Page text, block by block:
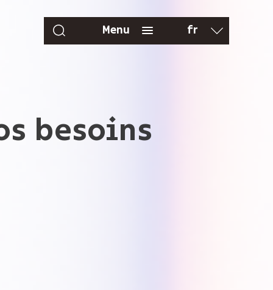
Menu fr
besoins